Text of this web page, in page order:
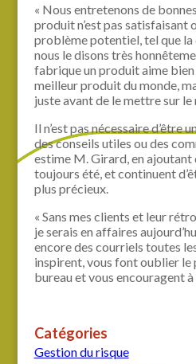
« Nous entretenons de
produit n’est pas satisfaisant
problème potentiel, tel que la
nous le disons très
fabrique un produit aime bien
meilleur produit du monde,
juste avant de le mettre sur le
Il n’est pas nécessaire d’être
des conseils utiles ou des
estime M. Girard, en ajoutant
toujours été, et continuent
plus précieux.
« Sans mes clients et leur
je serais en affaires
encore des courriels toutes
inspirent, vous font oublier
bureau et vous encouragent
Catégories
Gestion du risque